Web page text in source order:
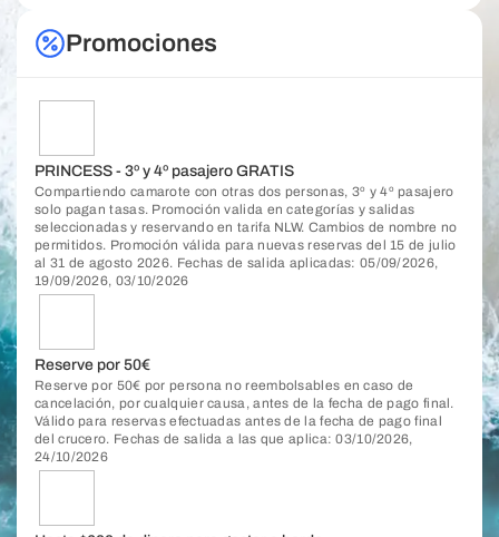
Promociones
PRINCESS - 3º y 4º pasajero GRATIS
Compartiendo camarote con otras dos personas, 3º y 4º pasajero
solo pagan tasas. Promoción valida en categorías y salidas
seleccionadas y reservando en tarifa NLW. Cambios de nombre no
permitidos. Promoción válida para nuevas reservas del 15 de julio
al 31 de agosto 2026. Fechas de salida aplicadas: 05/09/2026,
19/09/2026, 03/10/2026
Reserve por 50€
Reserve por 50€ por persona no reembolsables en caso de
cancelación, por cualquier causa, antes de la fecha de pago final.
Válido para reservas efectuadas antes de la fecha de pago final
del crucero. Fechas de salida a las que aplica: 03/10/2026,
24/10/2026